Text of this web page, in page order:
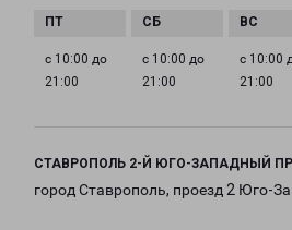
с 10:00 до
21:00
с 10:00 до
21:00
с 10:00
21:00
СТАВРОПОЛЬ 2-Й ЮГО-ЗАПАДНЫЙ
город Ставрополь, проезд 2 Юго-